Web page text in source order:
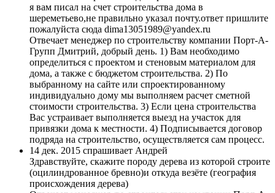
я вам писал на счет строительства дома в
шереметьево,не правильно указал почту.ответ пришлите
пожалуйста сюда dima13051989@yandex.ru
Отвечает менеджер по строительству компании Порт-А-
Групп Дмитрий, добрый день. 1) Вам необходимо
определиться с проектом и стеновым материалом для
дома, а также с бюджетом строительства. 2) По
выбранному на сайте или спроектированному
индивидуально дому мы выполняем расчет сметной
стоимости строительства. 3) Если цена строительства
Вас устраивает выполняется выезд на участок для
привязки дома к местности. 4) Подписывается договор
подряда на строительство, осуществляется сам процесс.
14 дек. 2015 спрашивает Андрей
Здравствуйте, скажите породу дерева из которой строите
(оцилиндрованное бревно)и откуда везёте (география
происхождения дерева)